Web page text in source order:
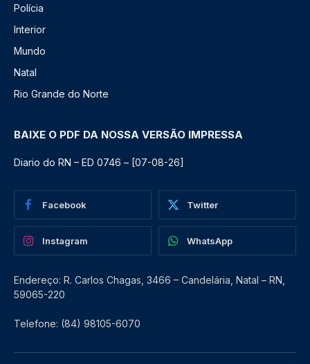
Polícia
Interior
Mundo
Natal
Rio Grande do Norte
BAIXE O PDF DA NOSSA VERSÃO IMPRESSA
Diario do RN – ED 0746 – [07-08-26]
Facebook Twitter
Instagram WhatsApp
Endereço: R. Carlos Chagas, 3466 – Candelária, Natal – RN,
59065-220
Telefone: (84) 98105-6070